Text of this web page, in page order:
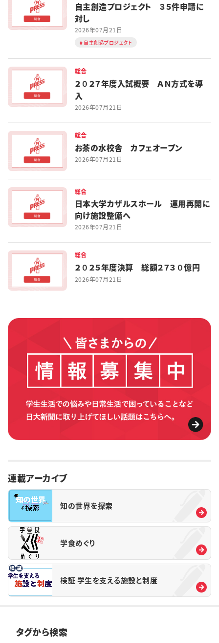
自主創造プロジェクト ３５件申請に
対し
2026年07月21日
自主創造プロジェクト
総合
２０２７年度入試概要 ＡＮ方式を導
入
2026年07月21日
総合
お茶の水校舎 カフェオープン
2026年07月21日
総合
日本大学カザルスホール 運用再開に
向け施設整備へ
2026年07月21日
総合
２０２５年度決算 総額２７３０億円
2026年07月21日
連載アーカイブ
知の世界を探索
学食めぐり
検証 学生を支える施設と制度
タグから検索